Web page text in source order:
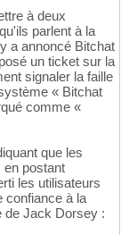
à deux
parlent à la
a annoncé Bitchat
un ticket sur la
signaler la faille
« Bitchat
comme «
que les
en postant
les utilisateurs
confiance à la
de Jack Dorsey :